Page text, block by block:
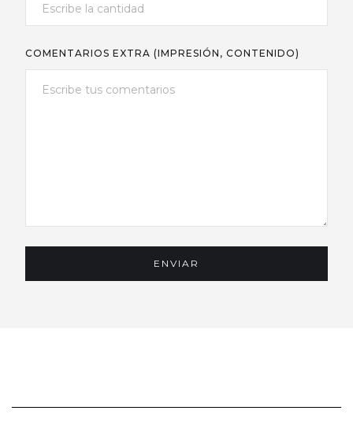
COMENTARIOS EXTRA (IMPRESIÓN, CONTENIDO)